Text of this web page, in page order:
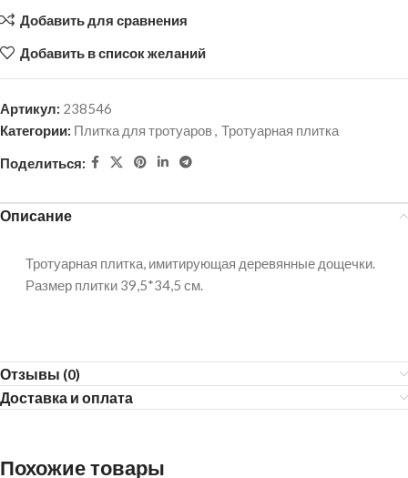
Добавить для сравнения
Добавить в список желаний
Артикул: 238546
Категории: Плитка для тротуаров, Тротуарная плитка
Поделиться:
Описание
Тротуарная плитка, имитирующая деревянные дощечки.
Размер плитки 39,5*34,5 см.
Отзывы (0)
Доставка и оплата
Похожие товары